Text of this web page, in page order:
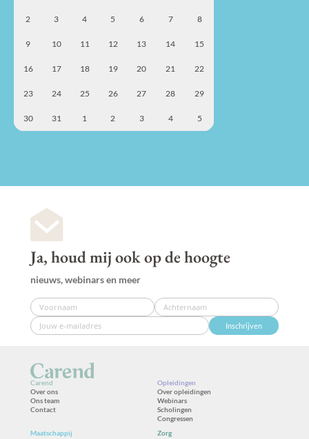
2 3 4 5 6 7 8
9 10 11 12 13 14 15
16 17 18 19 20 21 22
23 24 25 26 27 28 29
30 31 1 2 3 4 5
Ja, houd mij ook op de hoogte
nieuws, webinars en meer
Inschrijven
Carend
Over ons
Ons team
Contact
Opleidingen
Over opleidingen
Webinars
Scholingen
Congressen
Maatschappij
Zorg